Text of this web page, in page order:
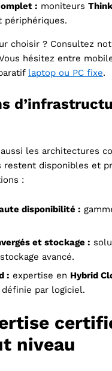
: moniteurs
périphériques.
choisir ? Consultez
hésitez entre
laptop ou PC fixe.
les architectures
restent disponibles et
:
disponibilité :
et stockage :
avancé.
: expertise en Hybrid
par logiciel.
niveau